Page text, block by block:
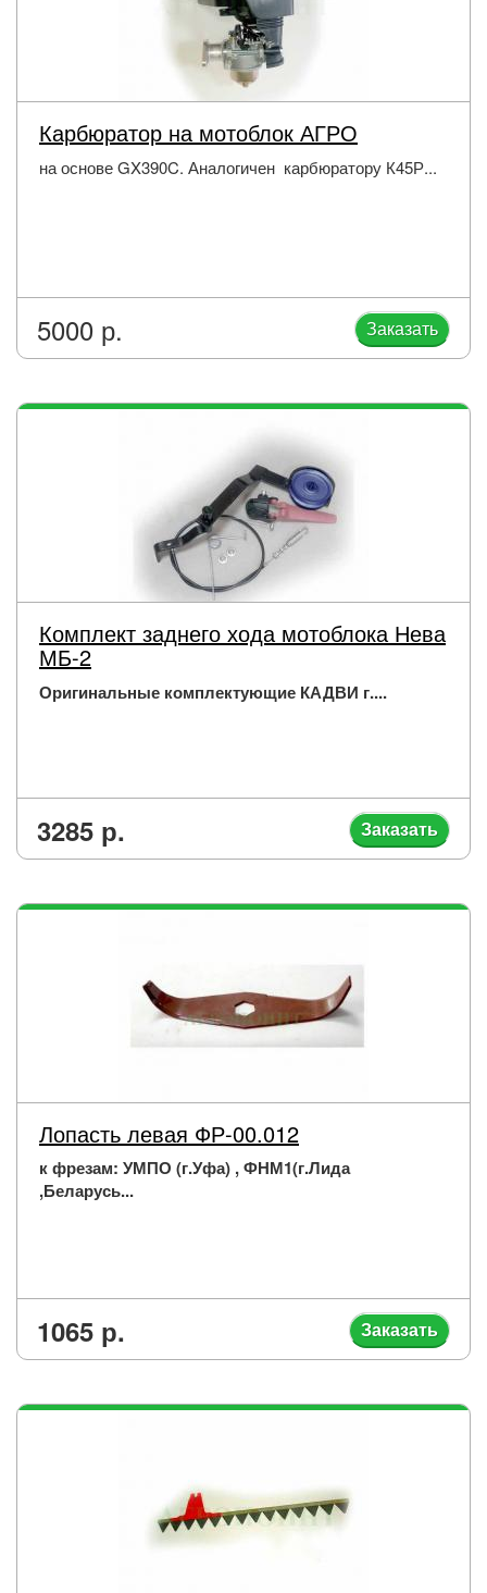
Карбюратор на мотоблок АГРО
на основе GX390C. Аналогичен карбюратору К45Р...
5000 р. Заказать
Комплект заднего хода мотоблока Нева
МБ-2
Оригинальные комплектующие КАДВИ г....
3285 р. Заказать
Лопасть левая ФР-00.012
к фрезам: УМПО (г.Уфа) , ФНМ1(г.Лида
,Беларусь...
1065 р. Заказать